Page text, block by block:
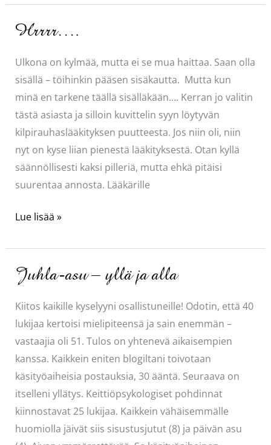
on
juhannus
(ja
liivit)
Hrrrr….
Ulkona on kylmää, mutta ei se mua haittaa. Saan olla
sisällä – töihinkin pääsen sisäkautta. Mutta kun
minä en tarkene täällä sisälläkään…. Kerran jo valitin
tästä asiasta ja silloin kuvittelin syyn löytyvän
kilpirauhaslääkityksen puutteesta. Jos niin oli, niin
nyt on kyse liian pienestä lääkityksestä. Otan kyllä
säännöllisesti kaksi pilleriä, mutta ehkä pitäisi
suurentaa annosta. Lääkärille
Hrrrr….
Lue lisää »
Juhla-asu – yllä ja alla
Kiitos kaikille kyselyyni osallistuneille! Odotin, että 40
lukijaa kertoisi mielipiteensä ja sain enemmän –
vastaajia oli 51. Tulos on yhtenevä aikaisempien
kanssa. Kaikkein eniten blogiltani toivotaan
käsityöaiheisia postauksia, 30 ääntä. Seuraava on
itselleni yllätys. Keittiöpsykologiset pohdinnat
kiinnostavat 25 lukijaa. Kaikkein vähäisemmälle
huomiolla jäivät siis sisustusjutut (8) ja päivän asu